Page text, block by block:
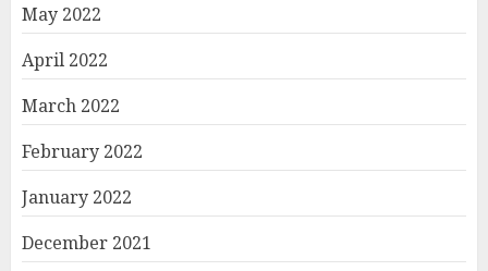
May 2022
April 2022
March 2022
February 2022
January 2022
December 2021